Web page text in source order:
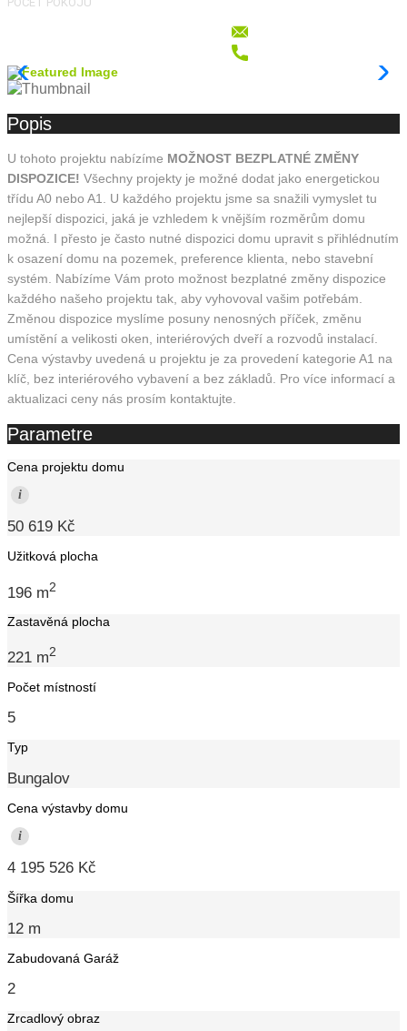
Popis
U tohoto projektu nabízíme MOŽNOST BEZPLATNÉ ZMĚNY
DISPOZICE! Všechny projekty je možné dodat jako energetickou
třídu A0 nebo A1. U každého projektu jsme sa snažili vymyslet tu
nejlepší dispozici, jaká je vzhledem k vnějším rozměrům domu
možná. I přesto je často nutné dispozici domu upravit s přihlédnutím
k osazení domu na pozemek, preference klienta, nebo stavební
systém. Nabízíme Vám proto možnost bezplatné změny dispozice
každého našeho projektu tak, aby vyhovoval vašim potřebám.
Změnou dispozice myslíme posuny nenosných příček, změnu
umístění a velikosti oken, interiérových dveří a rozvodů instalací.
Cena výstavby uvedená u projektu je za provedení kategorie A1 na
klíč, bez interiérového vybavení a bez základů. Pro více informací a
aktualizaci ceny nás prosím kontaktujte.
Parametre
Cena projektu domu
i
50 619 Kč
Užitková plocha
196 m2
Zastavěná plocha
221 m2
Počet místností
5
Typ
Bungalov
Cena výstavby domu
i
4 195 526 Kč
Šířka domu
12 m
Zabudovaná Garáž
2
Zrcadlový obraz